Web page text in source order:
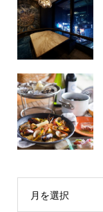
月を選択